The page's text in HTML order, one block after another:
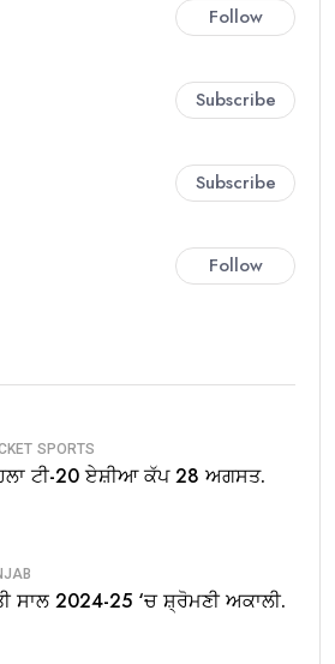
Follow
Subscribe
Subscribe
Follow
SPORTS
ਟੀ-20 ਏਸ਼ੀਆ ਕੱਪ 28 ਅਗਸਤ.
ਸਾਲ 2024-25 ‘ਚ ਸ਼੍ਰੋਮਣੀ ਅਕਾਲੀ.